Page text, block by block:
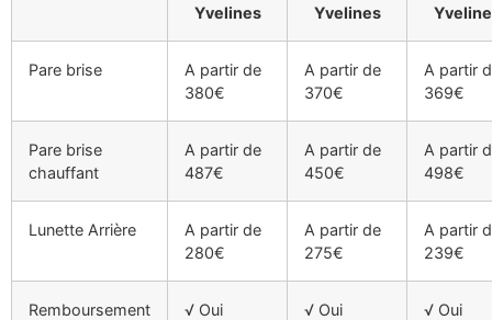
Yvelines
Yvelines
Pare brise
A partir de
380€
A partir de
370€
A partir
369€
Pare brise
chauffant
A partir de
487€
A partir de
450€
A partir
498€
Lunette Arrière
A partir de
280€
A partir de
275€
A partir
239€
Remboursement
√ Oui √ Oui √ Oui